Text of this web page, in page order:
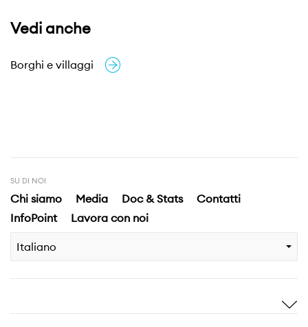
Vedi anche
Borghi e villaggi
SU DI NOI
Chi siamo Media Doc & Stats
Contatti
InfoPoint
Lavora con noi
Italiano